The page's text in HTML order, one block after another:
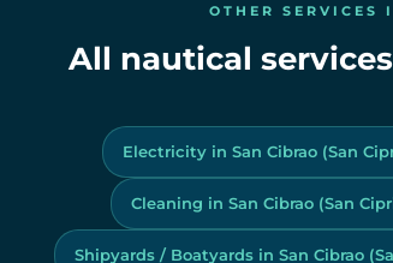
OTHER
All nautical
Electricity in San Cibrao (San
Cleaning in San Cibrao (San
Shipyards / Boatyards in San Cibrao